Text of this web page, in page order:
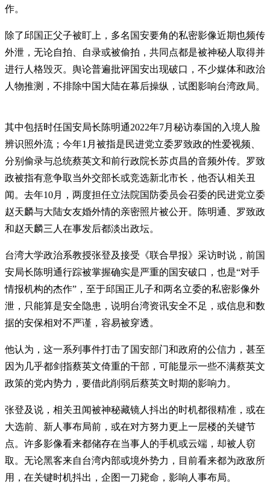
作。
除了邱国正父子被盯上，多名国安要角的私密影像近期也频传
外泄，无论自拍、自录或被偷拍，共同点都是被神秘人取得并
进行人格毁灭。舆论普遍批评国安出现破口，不少媒体和政治
人物推测，不排除中国大陆在幕后操纵，试图影响台湾政局。
其中包括时任国安局长陈明通2022年7月秘访泰国的入境人脸
辨识照外流；今年1月被指是民进党立委罗致政的性爱视频、
分别偷录与总统蔡英文和前行政院长苏贞昌的音频外传。罗致
政被指有意争取当外交部长或竞选新北市长，他否认相关丑
闻。去年10月，两度担任立法院国防委员会召委的民进党立委
赵天麟与大陆女友婚外情的亲密照片被公开。陈明通、罗致政
和赵天麟三人在事发后都淡出政坛。
台湾大学政治系教授张登及接受《联合早报》采访时说，前国
安局长陈明通行踪被掌握确实是严重的国安破口，也是“对手
情报机构的杰作”，至于邱国正儿子和两名立委的私密影像外
泄，只能算是安全隐患，说明台湾资讯安全不足，或信息和数
据的安保相对不严谨，容易被穿透。
他认为，这一系列事件打击了国安部门和政府的公信力，甚至
因为几乎都剑指蔡英文倚重的干部，可能显示一些不满蔡英文
政策的党内势力，要借此削弱后蔡英文时期的影响力。
张登及说，相关丑闻被神秘藏镜人抖出的时机都很精准，或在
大选前、新人事布局前，或在对方努力更上一层楼的关键节
点。许多影像看来都储存在当事人的手机或云端，却被人窃
取。无论黑客来自台湾内部或境外势力，目前看来都为政敌所
用，在关键时机抖出，企图一刀毙命，影响人事布局。